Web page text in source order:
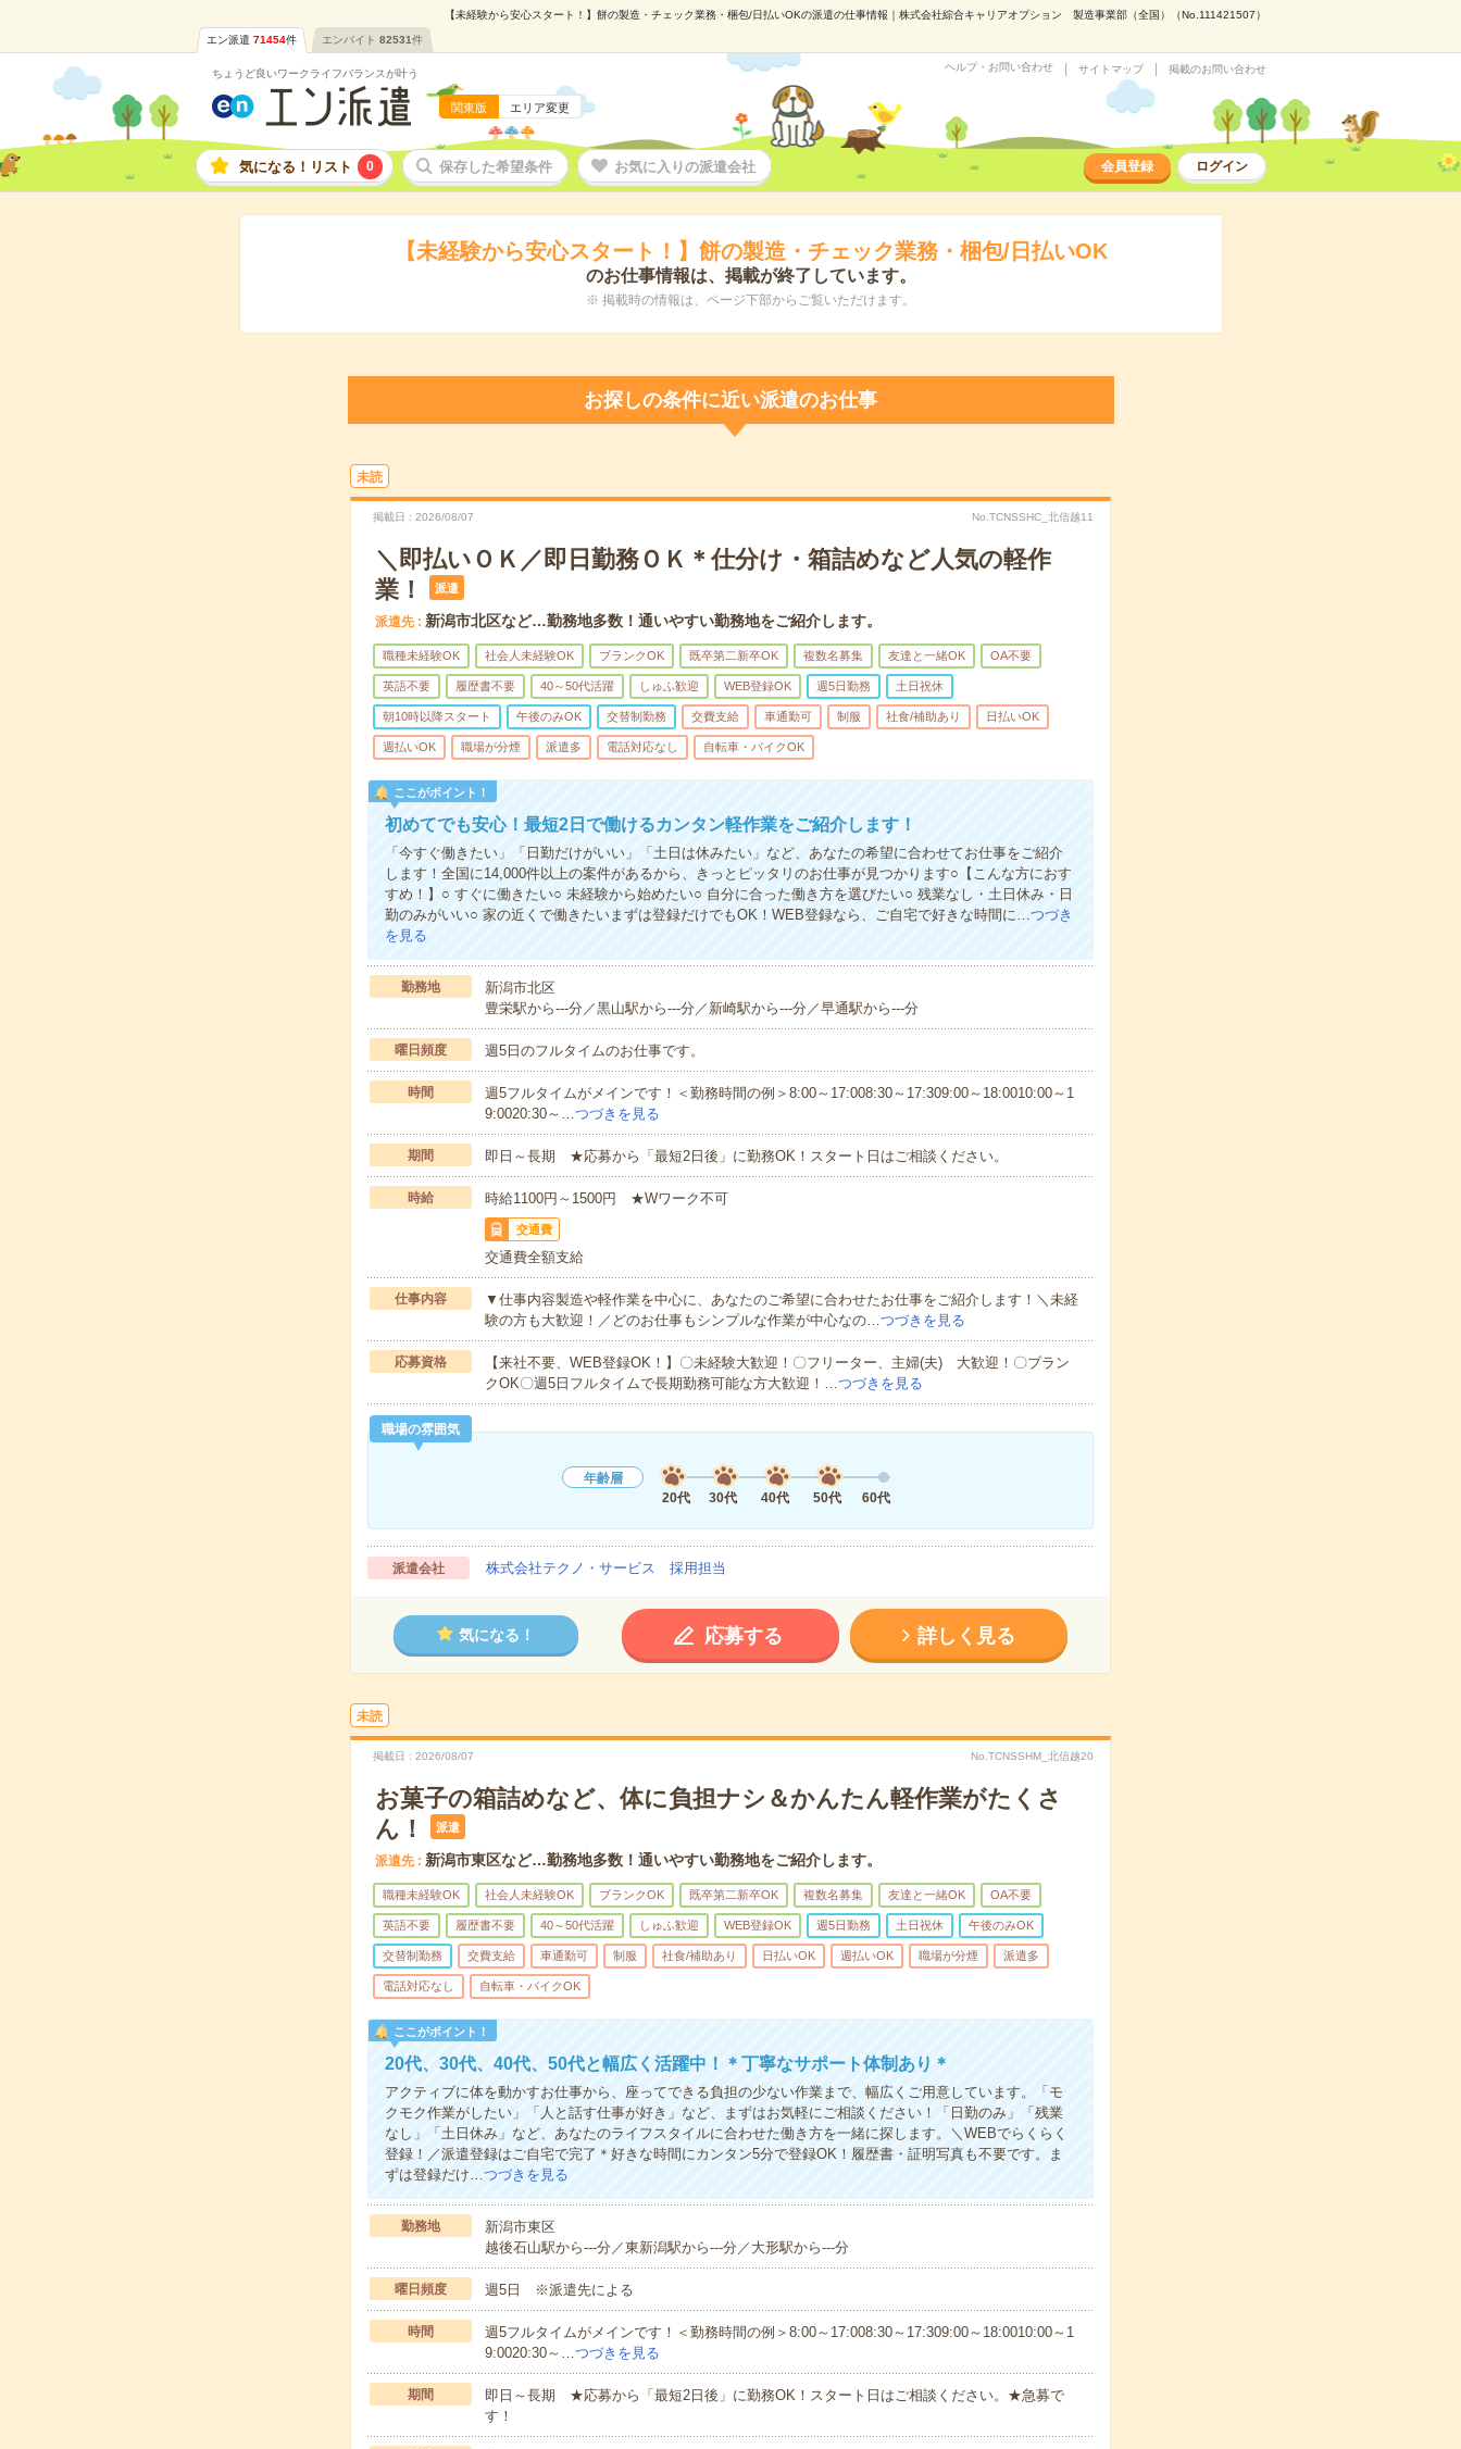
【未経験から安心スタート！】餅の製造・チェック業務・梱包/日払いOKの派遣の仕事情報｜株式会社綜合キャリアオプション 製造事業部（全国）（No.111421507）
エン派遣 71454件 エンバイト 82531件
ちょうど良いワークライフバランスが叶う
関東版 エリア変更
ヘルプ・お問い合わせ サイトマップ 掲載のお問い合わせ
気になる！リスト 0 保存した希望条件 お気に入りの派遣会社 会員登録 ログイン
【未経験から安心スタート！】餅の製造・チェック業務・梱包/日払いOK
のお仕事情報は、掲載が終了しています。
※ 掲載時の情報は、ページ下部からご覧いただけます。
お探しの条件に近い派遣のお仕事
未読
掲載日 2026/08/07 No.TCNSSHC_北信越11
＼即払いＯＫ／即日勤務ＯＫ＊仕分け・箱詰めなど人気の軽作
業！
派遣
派遣先 新潟市北区など…勤務地多数！通いやすい勤務地をご紹介します。
職種未経験OK 社会人未経験OK ブランクOK 既卒第二新卒OK 複数名募集 友達と一緒OK OA不要
英語不要 履歴書不要 40～50代活躍 しゅふ歓迎 WEB登録OK 週5日勤務 土日祝休
朝10時以降スタート 午後のみOK 交替制勤務 交費支給 車通勤可 制服 社食/補助あり 日払いOK
週払いOK 職場が分煙 派遣多 電話対応なし 自転車・バイクOK
ここがポイント！
初めてでも安心！最短2日で働けるカンタン軽作業をご紹介します！
「今すぐ働きたい」「日勤だけがいい」「土日は休みたい」など、あなたの希望に合わせてお仕事をご紹介
します！全国に14,000件以上の案件があるから、きっとピッタリのお仕事が見つかります○【こんな方におす
すめ！】○ すぐに働きたい○ 未経験から始めたい○ 自分に合った働き方を選びたい○ 残業なし・土日休み・日
勤のみがいい○ 家の近くで働きたいまずは登録だけでもOK！WEB登録なら、ご自宅で好きな時間に…つづき
を見る
勤務地
新潟市北区
豊栄駅から---分／黒山駅から---分／新崎駅から---分／早通駅から---分
曜日頻度 週5日のフルタイムのお仕事です。
時間
週5フルタイムがメインです！＜勤務時間の例＞8:00～17:008:30～17:309:00～18:0010:00～1
9:0020:30～…つづきを見る
期間 即日～長期 ★応募から「最短2日後」に勤務OK！スタート日はご相談ください。
時給 時給1100円～1500円 ★Wワーク不可
交通費
交通費全額支給
仕事内容
▼仕事内容製造や軽作業を中心に、あなたのご希望に合わせたお仕事をご紹介します！＼未経
験の方も大歓迎！／どのお仕事もシンプルな作業が中心なの…つづきを見る
応募資格
【来社不要、WEB登録OK！】〇未経験大歓迎！〇フリーター、主婦(夫) 大歓迎！〇ブラン
クOK〇週5日フルタイムで長期勤務可能な方大歓迎！…つづきを見る
職場の雰囲気
年齢層
20代
30代 40代 50代 60代
派遣会社 株式会社テクノ・サービス 採用担当
気になる！ 応募する 詳しく見る
未読
掲載日 2026/08/07 No.TCNSSHM_北信越20
お菓子の箱詰めなど、体に負担ナシ＆かんたん軽作業がたくさ
ん！
派遣
派遣先 新潟市東区など…勤務地多数！通いやすい勤務地をご紹介します。
職種未経験OK 社会人未経験OK ブランクOK 既卒第二新卒OK 複数名募集 友達と一緒OK OA不要
英語不要 履歴書不要 40～50代活躍 しゅふ歓迎 WEB登録OK 週5日勤務 土日祝休 午後のみOK
交替制勤務 交費支給 車通勤可 制服 社食/補助あり 日払いOK 週払いOK 職場が分煙 派遣多
電話対応なし 自転車・バイクOK
ここがポイント！
20代、30代、40代、50代と幅広く活躍中！＊丁寧なサポート体制あり＊
アクティブに体を動かすお仕事から、座ってできる負担の少ない作業まで、幅広くご用意しています。「モ
クモク作業がしたい」「人と話す仕事が好き」など、まずはお気軽にご相談ください！「日勤のみ」「残業
なし」「土日休み」など、あなたのライフスタイルに合わせた働き方を一緒に探します。＼WEBでらくらく
登録！／派遣登録はご自宅で完了＊好きな時間にカンタン5分で登録OK！履歴書・証明写真も不要です。ま
ずは登録だけ…つづきを見る
勤務地
新潟市東区
越後石山駅から---分／東新潟駅から---分／大形駅から---分
曜日頻度 週5日 ※派遣先による
時間
週5フルタイムがメインです！＜勤務時間の例＞8:00～17:008:30～17:309:00～18:0010:00～1
9:0020:30～…つづきを見る
期間
即日～長期 ★応募から「最短2日後」に勤務OK！スタート日はご相談ください。★急募で
す！